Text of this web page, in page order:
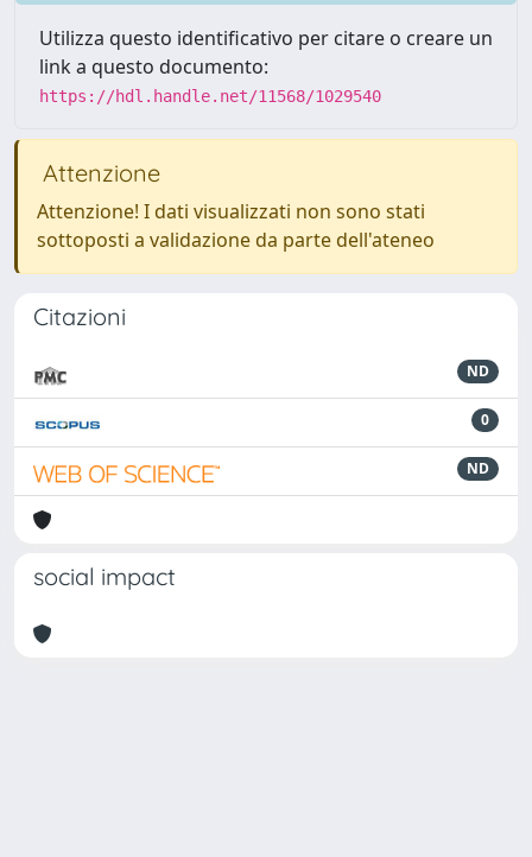
Utilizza questo identificativo per citare o creare un
link a questo documento:
https://hdl.handle.net/11568/1029540
Attenzione
Attenzione! I dati visualizzati non sono stati
sottoposti a validazione da parte dell'ateneo
Citazioni
ND
0
ND
social impact